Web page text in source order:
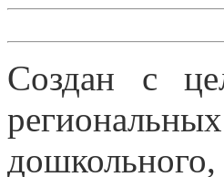
Создан с